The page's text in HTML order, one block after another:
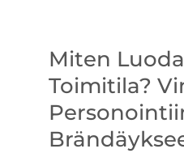
Miten
Toimitila?